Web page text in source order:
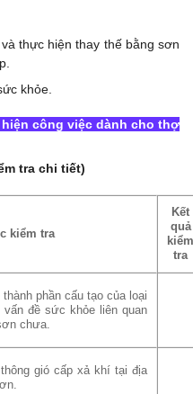
thực hiện thay thế bằng sơn
khỏe.
công việc dành cho thợ
tra chi tiết)
kiểm tra
Kết
quả
kiểm
tra
phần cấu tạo của loại
đề sức khỏe liên quan
chưa.
gió cấp xả khí tại địa